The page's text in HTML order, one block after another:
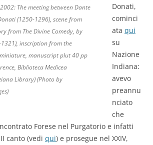
2002: The meeting between Dante
(1250-1296), scene from
from The Divine Comedy, by
inscription from the
manuscript plut 40 pp
Biblioteca Medicea
Library) (Photo by
Donati,
cominci
ata qui
su
Nazione
Indiana:
avevo
preannu
nciato
che
Forese nel Purgatorio e infatti
canto (vedi qui) e prosegue nel XXIV,